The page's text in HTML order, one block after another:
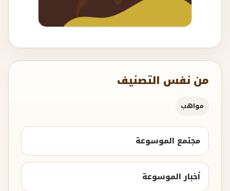
من نفس التصنيف
مواهب
مجتمع الموسوعة
أخبار الموسوعة